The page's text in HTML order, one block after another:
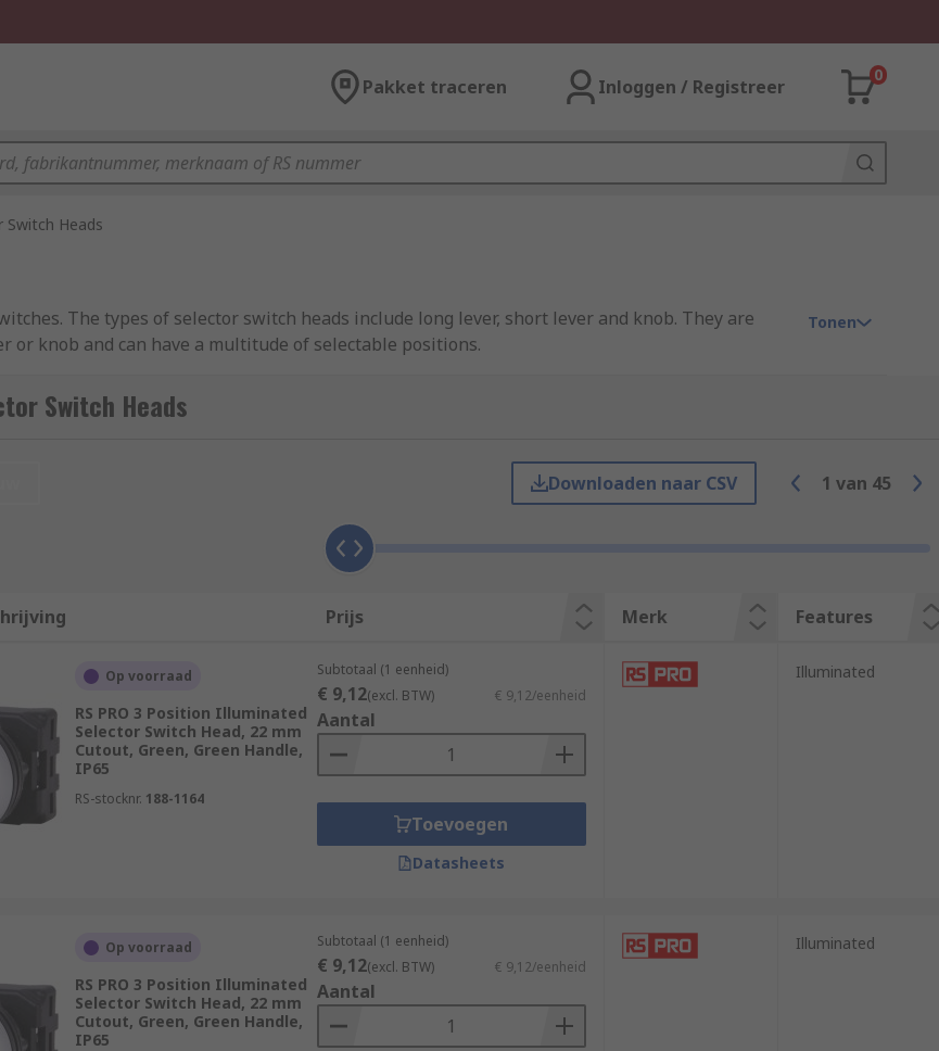
Pakket traceren Inloggen / Registreer
0
Switch Heads
The types of selector switch heads include long lever, short lever and knob. They are
knob and can have a multitude of selectable positions.
Tonen
Switch Heads
Downloaden naar CSV 1 van 45
Prijs Merk Features
Op voorraad
RS PRO 3 Position Illuminated
Selector Switch Head, 22 mm
Cutout, Green, Green Handle,
IP65
RS-stocknr. 188-1164
Subtotaal (1 eenheid)
€ 9,12(excl. BTW) € 9,12/eenheid
Aantal
Toevoegen
Datasheets
Illuminated
Op voorraad
RS PRO 3 Position Illuminated
Selector Switch Head, 22 mm
Cutout, Green, Green Handle,
IP65
Subtotaal (1 eenheid)
€ 9,12(excl. BTW) € 9,12/eenheid
Aantal
Illuminated